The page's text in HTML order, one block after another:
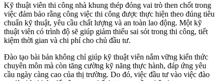
Kỹ thuật viên thi công nhà khung thép đóng vai trò then chốt trong
việc đảm bảo rằng công việc thi công được thực hiện theo đúng tiêu
chuẩn kỹ thuật, yêu cầu chất lượng và an toàn lao động. Một kỹ
thuật viên có trình độ sẽ giúp giảm thiểu sai sót trong thi công, tiết
kiệm thời gian và chi phí cho chủ đầu tư.
Đào tạo bài bản không chỉ giúp kỹ thuật viên nắm vững kiến thức
chuyên môn mà còn tăng cường kỹ năng thực hành, đáp ứng yêu
cầu ngày càng cao của thị trường. Do đó, việc đầu tư vào việc đào